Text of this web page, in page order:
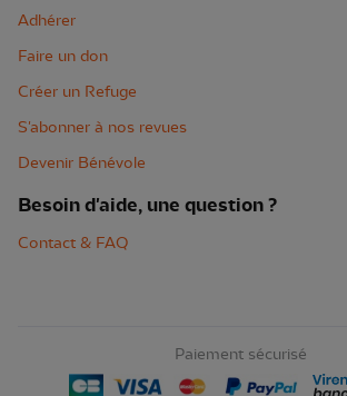
Adhérer
Faire un don
Créer un Refuge
S'abonner à nos revues
Devenir Bénévole
Besoin d'aide, une question ?
Contact & FAQ
Paiement sécurisé